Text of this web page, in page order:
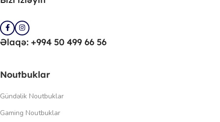
Əlaqə: +994 50 499 66 56
Noutbuklar
Gündəlik Noutbuklar
Gaming Noutbuklar